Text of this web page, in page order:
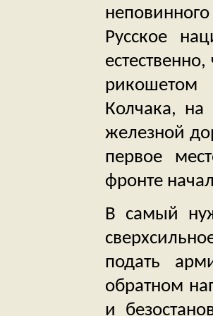
Русское
рикошетом
Колчака, на
железной
первое
фронте
В самый
подать
обратном
и